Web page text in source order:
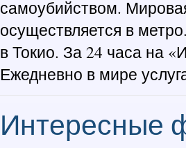
самоубийством.
осуществляется в
в Токио. За 24 часа на
Ежедневно в мире
Интересные